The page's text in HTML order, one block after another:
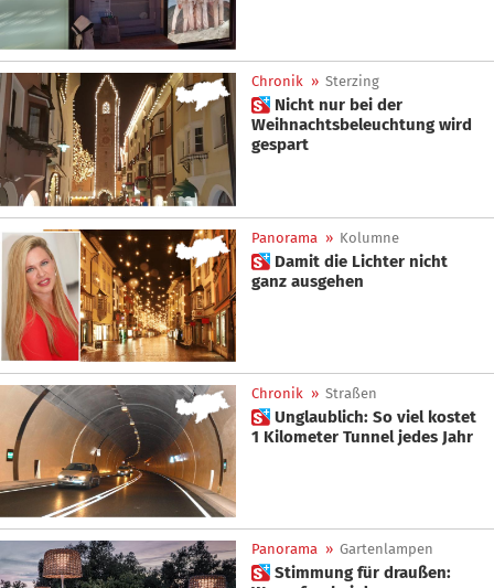
Chronik » Sterzing
 Nicht nur bei der
Weihnachtsbeleuchtung wird
gespart
Panorama » Kolumne
 Damit die Lichter nicht
ganz ausgehen
Chronik » Straßen
 Unglaublich: So viel kostet
1 Kilometer Tunnel jedes Jahr
Panorama » Gartenlampen
 Stimmung für draußen: